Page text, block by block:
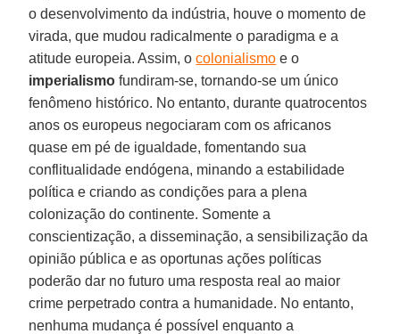
o desenvolvimento da indústria, houve o momento de
virada, que mudou radicalmente o paradigma e a
atitude europeia. Assim, ocolonialismo e o
imperialismo fundiram-se, tornando-se um único
fenômeno histórico. No entanto, durante quatrocentos
anos os europeus negociaram com os africanos
quase em pé de igualdade, fomentando sua
conflitualidade endógena, minando a estabilidade
política e criando as condições para a plena
colonização do continente. Somente a
conscientização, a disseminação, a sensibilização da
opinião pública e as oportunas ações políticas
poderão dar no futuro uma resposta real ao maior
crime perpetrado contra a humanidade. No entanto,
nenhuma mudança é possível enquanto a